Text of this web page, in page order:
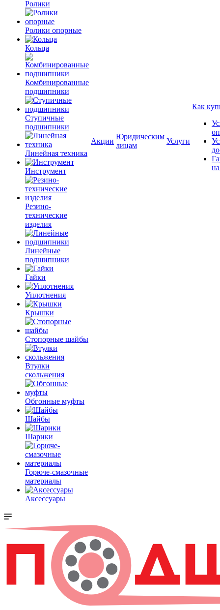
Ролики
Ролики опорные
Кольца
Комбинированные
подшипники
Ступичные
подшипники
Линейная техника
Инструмент
Резино-
технические
изделия
Линейные
подшипники
Гайки
Уплотнения
Крышки
Стопорные шайбы
Втулки
скольжения
Обгонные муфты
Шайбы
Шарики
Горюче-смазочные
материалы
Аксессуары
Акции
Юридическим
лицам
Услуги
Как